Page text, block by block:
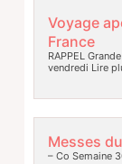
Voyage
France
RAPPEL
vendredi Lire
Messes
– Co Semaine